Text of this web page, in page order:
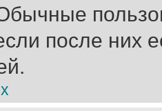
после них